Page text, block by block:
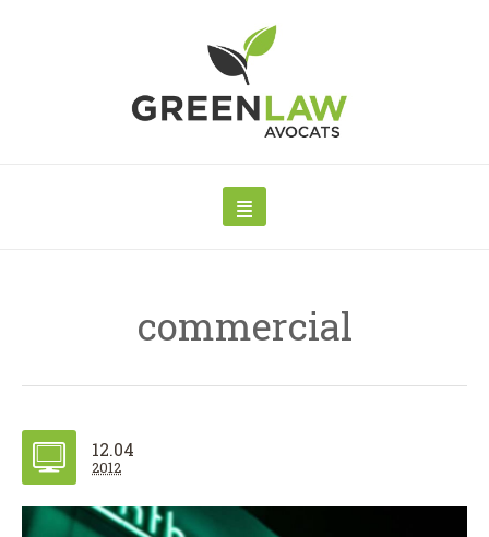
commercial
12.04
2012